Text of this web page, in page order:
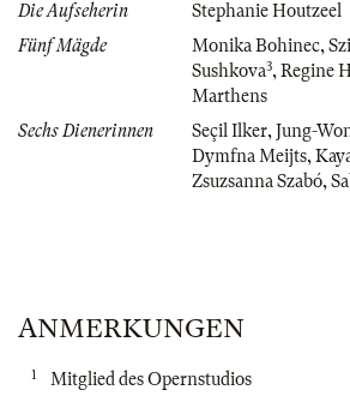
Die Aufseherin
Stephanie Houtzeel
Fünf Mägde
Monika Bohinec,
Sushkova3,Regine
Marthens
Sechs Dienerinnen
Seçil Ilker,Jung-
Dymfna Meijts,
Zsuzsanna Szabó,
ANMERKUNGEN
1 Mitglied des Opernstudios